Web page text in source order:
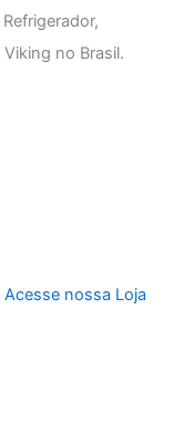
no Brasil.
Acesse nossa Loja